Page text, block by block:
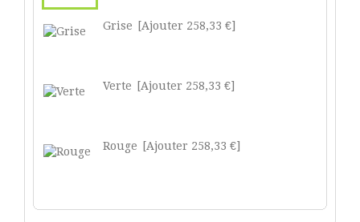
Grise [Ajouter 258,33 €]
Verte [Ajouter 258,33 €]
Rouge [Ajouter 258,33 €]